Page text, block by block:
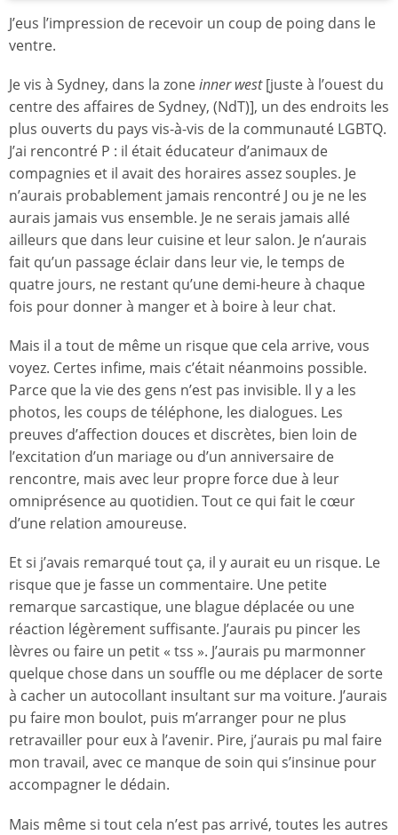
J’eus l’impression de recevoir un coup de poing dans le
ventre.
Je vis à Sydney, dans la zoneinner west[juste à l’ouest du
centre des affaires de Sydney, (NdT)], un des endroits les
plus ouverts du pays vis-à-vis de la communauté LGBTQ.
J’ai rencontré P : il était éducateur d’animaux de
compagnies et il avait des horaires assez souples. Je
n’aurais probablement jamais rencontré J ou je ne les
aurais jamais vus ensemble. Je ne serais jamais allé
ailleurs que dans leur cuisine et leur salon. Je n’aurais
fait qu’un passage éclair dans leur vie, le temps de
quatre jours, ne restant qu’une demi-heure à chaque
fois pour donner à manger et à boire à leur chat.
Mais il a tout de même un risque que cela arrive, vous
voyez. Certes infime, mais c’était néanmoins possible.
Parce que la vie des gens n’est pas invisible. Il y a les
photos, les coups de téléphone, les dialogues. Les
preuves d’affection douces et discrètes, bien loin de
l’excitation d’un mariage ou d’un anniversaire de
rencontre, mais avec leur propre force due à leur
omniprésence au quotidien. Tout ce qui fait le cœur
d’une relation amoureuse.
Et si j’avais remarqué tout ça, il y aurait eu un risque. Le
risque que je fasse un commentaire. Une petite
remarque sarcastique, une blague déplacée ou une
réaction légèrement suffisante. J’aurais pu pincer les
lèvres ou faire un petit « tss ». J’aurais pu marmonner
quelque chose dans un souffle ou me déplacer de sorte
à cacher un autocollant insultant sur ma voiture. J’aurais
pu faire mon boulot, puis m’arranger pour ne plus
retravailler pour eux à l’avenir. Pire, j’aurais pu mal faire
mon travail, avec ce manque de soin qui s’insinue pour
accompagner le dédain.
Mais même si tout cela n’est pas arrivé, toutes les autres